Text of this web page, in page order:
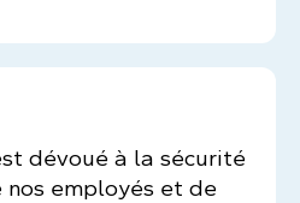
dévoué à la sécurité
employés et de